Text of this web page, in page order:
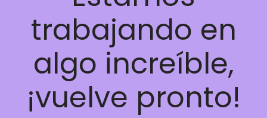
trabajando en
algo increíble,
¡vuelve pronto!